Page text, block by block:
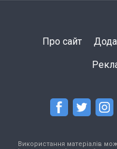
Про сайт
Використання матеріалів